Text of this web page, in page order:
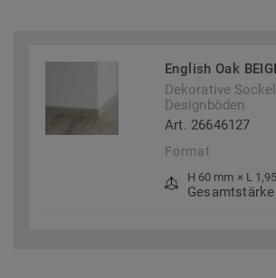
English Oak
Dekorative
Designböden
Art. 26646127
Format
H 60 mm × L